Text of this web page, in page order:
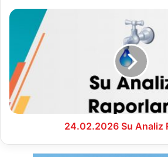
24.02.2026
Raporu
24.02.2026 Su Analiz